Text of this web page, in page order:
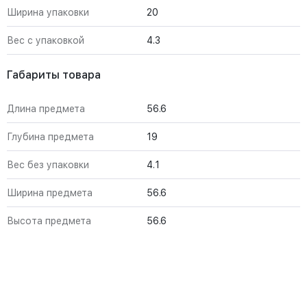
Ширина упаковки 20
Вес с упаковкой 4.3
Габариты товара
Длина предмета 56.6
Глубина предмета 19
Вес без упаковки 4.1
Ширина предмета 56.6
Высота предмета 56.6